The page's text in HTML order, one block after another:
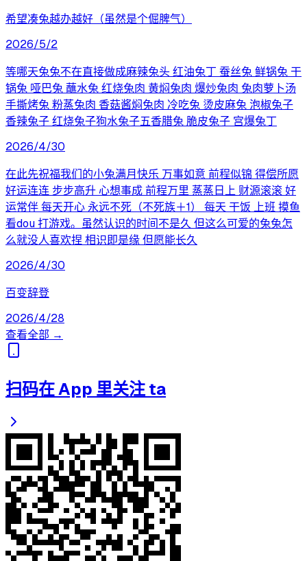
希望凑兔越办越好（虽然是个倔脾气）
2026/5/2
等哪天兔兔不在直接做成麻辣兔头 红油兔丁 蚕丝兔 鲜锅兔 干
锅兔 哑巴兔 蘸水兔 红烧兔肉 黄焖兔肉 爆炒兔肉 兔肉萝卜汤
手撕烤兔 粉蒸兔肉 香菇酱焖兔肉 冷吃兔 烫皮麻兔 泡椒兔子
香辣兔子 红烧兔子狗水兔子五香腊兔 脆皮兔子 宫爆兔丁
2026/4/30
在此先祝福我们的小兔满月快乐 万事如意 前程似锦 得偿所愿
好运连连 步步高升 心想事成 前程万里 蒸蒸日上 财源滚滚 好
运常伴 每天开心 永远不死（不死族＋1） 每天 干饭 上班 摸鱼
看dou 打游戏。虽然认识的时间不是久 但这么可爱的兔兔怎
么就没人喜欢捏 相识即是缘 但愿能长久
2026/4/30
百变辞登
2026/4/28
查看全部 →
扫码在 App 里关注 ta